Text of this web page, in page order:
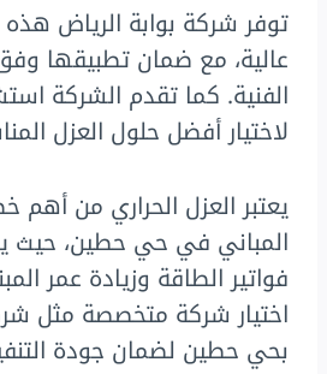
توفر شركة بوابة الرياض هذه
عالية، مع ضمان تطبيقها
الفنية. كما تقدم الشركة
لاختيار أفضل حلول العزل
يعتبر العزل الحراري من أهم
المباني في حي حطين، حيث
فواتير الطاقة وزيادة عمر
اختيار شركة متخصصة مثل
بحي حطين لضمان جودة